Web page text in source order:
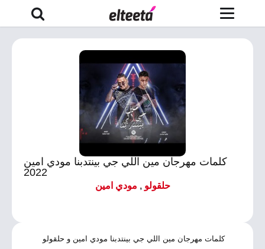
كلمات مهرجان مين اللي جي بينتدبنا مودي امين
2022
حلقولو , مودي امين
كلمات مهرجان مين اللي جي بينتدبنا مودي امين و حلقولو